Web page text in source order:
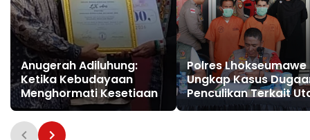
Anugerah Adiluhung:
Ketika Kebudayaan
Menghormati Kesetiaan
Polres Lhokseumawe
Ungkap Kasus
Penculikan Terkait
Piutang, Dua Terduga